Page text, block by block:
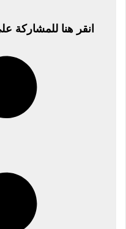
انقر هنا للمشاركة